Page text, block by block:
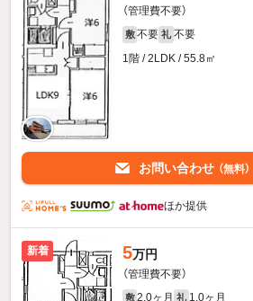
（管理費不要）
敷 不要 礼 不要
1階 / 2LDK / 55.8㎡
お問い合わせ （無料）
ほか提供
新着 5万円
（管理費不要）
敷 2.0ヶ月 礼 1.0ヶ月